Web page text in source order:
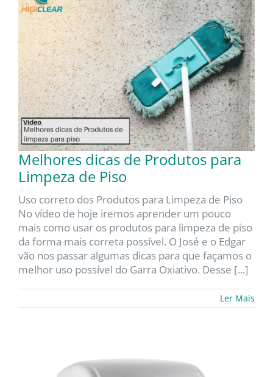
Melhores dicas de Produtos para
Limpeza de Piso
Uso correto dos Produtos para Limpeza de Piso
No vídeo de hoje iremos aprender um pouco
mais como usar os produtos para limpeza de piso
da forma mais correta possível. O José e o Edgar
vão nos passar algumas dicas para que façamos o
melhor uso possível do Garra Oxiativo. Desse [...]
Ler Mais